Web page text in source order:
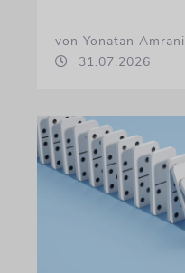
von Yonatan Amrani
31.07.2026